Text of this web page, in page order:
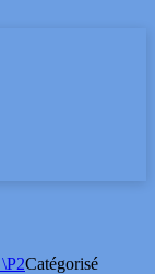
Catégorisé